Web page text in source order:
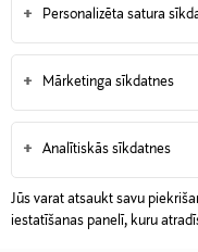
+ Personalizēta satura
+ Mārketinga sīkdatnes
+ Analītiskās sīkdatnes
Jūs varat atsaukt savu
iestatīšanas panelī, kuru
MAKEUP
Liquid Liner acu zīmulis